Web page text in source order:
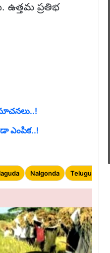
ఉత్తమ ప్రతిభ
ఎంపిక..!
Nalgonda Telugu news